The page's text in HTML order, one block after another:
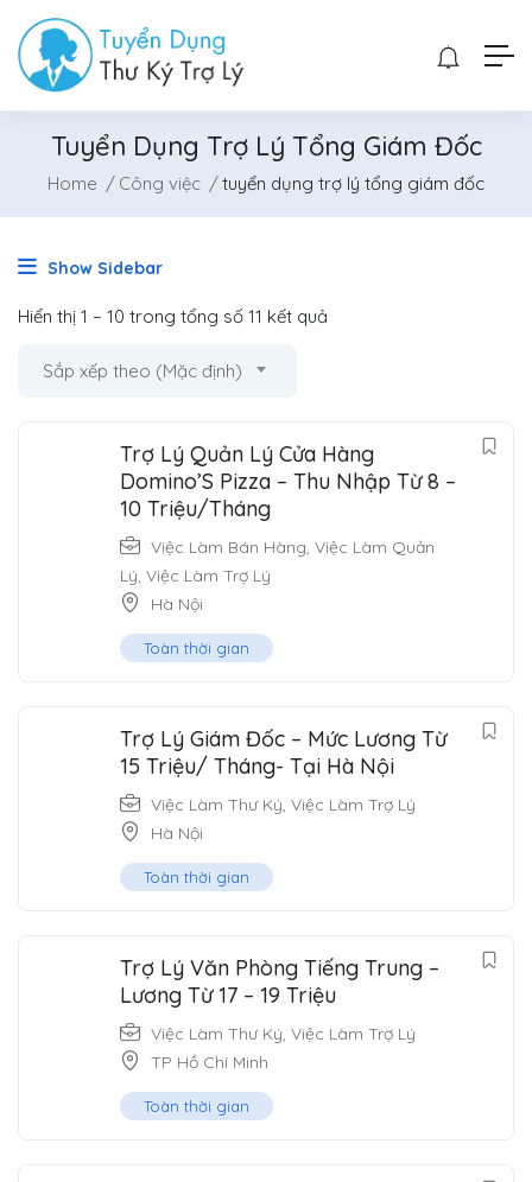
Tuyển Dụng Trợ Lý Tổng Giám Đốc
Home Công việc tuyển dụng trợ lý tổng giám đốc
Show Sidebar
Hiển thị 1 – 10 trong tổng số 11 kết quả
Sắp xếp theo (Mặc định)
Trợ Lý Quản Lý Cửa Hàng
Domino’S Pizza – Thu Nhập Từ 8 –
10 Triệu/Tháng
Việc Làm Bán Hàng, Việc Làm Quản
Lý, Việc Làm Trợ Lý
Hà Nội
Toàn thời gian
Trợ Lý Giám Đốc – Mức Lương Từ
15 Triệu/ Tháng- Tại Hà Nội
Việc Làm Thư Ký, Việc Làm Trợ Lý
Hà Nội
Toàn thời gian
Trợ Lý Văn Phòng Tiếng Trung –
Lương Từ 17 – 19 Triệu
Việc Làm Thư Ký, Việc Làm Trợ Lý
TP Hồ Chí Minh
Toàn thời gian